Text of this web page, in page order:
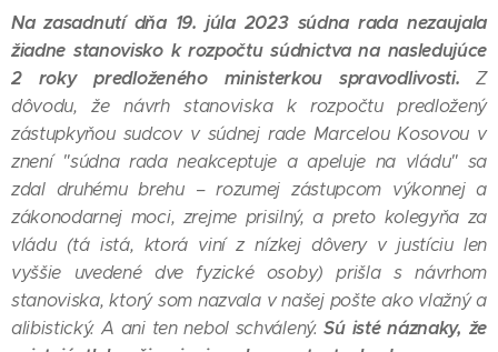
Na zasadnutí dňa 19. júla 2023 súdna rada nezaujala
žiadne stanovisko k rozpočtu súdnictva na nasledujúce
2 roky predloženého ministerkou spravodlivosti. Z
dôvodu, že návrh stanoviska k rozpočtu predložený
zástupkyňou sudcov v súdnej rade Marcelou Kosovou v
znení "súdna rada neakceptuje a apeluje na vládu" sa
zdal druhému brehu – rozumej zástupcom výkonnej a
zákonodarnej moci, zrejme prisilný, a preto kolegyňa za
vládu (tá istá, ktorá viní z nízkej dôvery v justíciu len
vyššie uvedené dve fyzické osoby) prišla s návrhom
stanoviska, ktorý som nazvala v našej pošte ako vlažný a
alibistický. A ani ten nebol schválený.Sú isté náznaky, že